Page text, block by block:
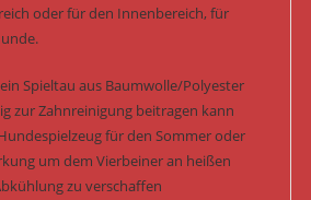
oder für den Innenbereich, für
Spieltau aus Baumwolle/Polyester
zur Zahnreinigung beitragen kann
für den Sommer oder
um dem Vierbeiner an heißen
zu verschaffen